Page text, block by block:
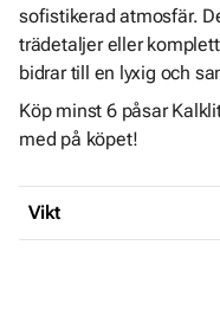
sofistikerad atmosfär.
trädetaljer eller
bidrar till en lyxig och
Köp minst 6 påsar
med på köpet!
Vikt